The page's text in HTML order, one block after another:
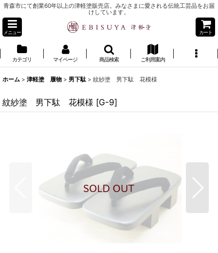
青森市にて創業60年以上の津軽塗販売店。みなさまに愛される伝統工芸品をお届
けしています。
メニュー カート
カテゴリ マイページ 商品検索 ご利用案内
ホーム > 津軽塗 履物 > 男下駄 > 紋紗塗 男下駄 花模様
紋紗塗 男下駄 花模様 [G-9]